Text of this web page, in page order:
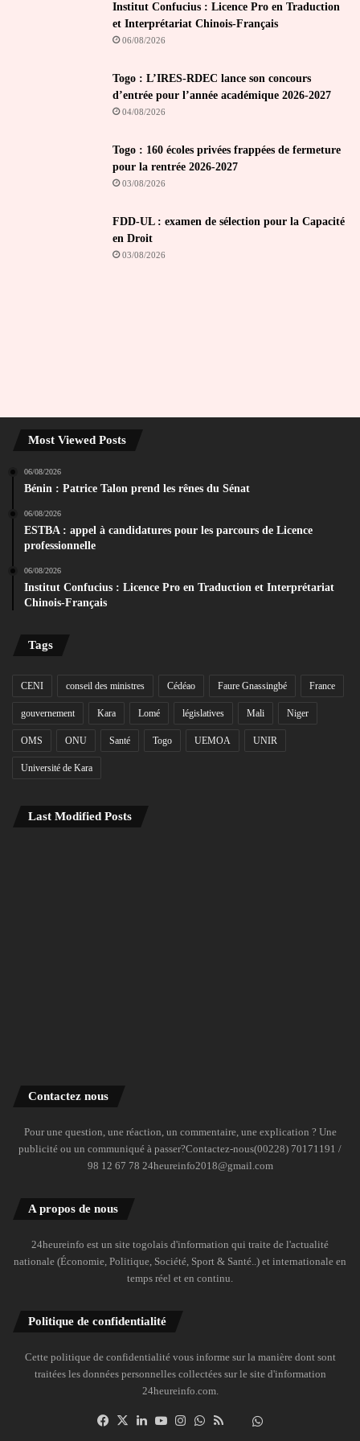
Institut Confucius : Licence Pro en Traduction
et Interprétariat Chinois-Français
06/08/2026
Togo : L’IRES-RDEC lance son concours
d’entrée pour l’année académique 2026-2027
04/08/2026
Togo : 160 écoles privées frappées de fermeture
pour la rentrée 2026-2027
03/08/2026
FDD-UL : examen de sélection pour la Capacité
en Droit
03/08/2026
Most Viewed Posts
06/08/2026
Bénin : Patrice Talon prend les rênes du Sénat
06/08/2026
ESTBA : appel à candidatures pour les parcours de Licence
professionnelle
06/08/2026
Institut Confucius : Licence Pro en Traduction et Interprétariat
Chinois-Français
Tags
CENI conseil des ministres Cédéao Faure Gnassingbé France
gouvernement Kara Lomé législatives Mali Niger
OMS ONU Santé Togo UEMOA UNIR
Université de Kara
Last Modified Posts
Contactez nous
Pour une question, une réaction, un commentaire, une explication ? Une
publicité ou un communiqué à passer?Contactez-nous(00228) 70171191 /
98 12 67 78 24heureinfo2018@gmail.com
A propos de nous
24heureinfo est un site togolais d'information qui traite de l'actualité
nationale (Économie, Politique, Société, Sport & Santé..) et internationale en
temps réel et en continu.
Politique de confidentialité
Cette politique de confidentialité vous informe sur la manière dont sont
traitées les données personnelles collectées sur le site d'information
24heureinfo.com.
Facebook
X LinkedinYouTubeInstagramWhatsAppDailymotion